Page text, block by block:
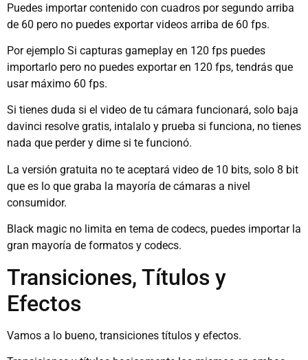
Puedes importar contenido con cuadros por segundo arriba
de 60 pero no puedes exportar videos arriba de 60 fps.
Por ejemplo Si capturas gameplay en 120 fps puedes
importarlo pero no puedes exportar en 120 fps, tendrás que
usar máximo 60 fps.
Si tienes duda si el video de tu cámara funcionará, solo baja
davinci resolve gratis, intalalo y prueba si funciona, no tienes
nada que perder y dime si te funcionó.
La versión gratuita no te aceptará video de 10 bits, solo 8 bit
que es lo que graba la mayoría de cámaras a nivel
consumidor.
Black magic no limita en tema de codecs, puedes importar la
gran mayoría de formatos y codecs.
Transiciones, Títulos y
Efectos
Vamos a lo bueno, transiciones títulos y efectos.